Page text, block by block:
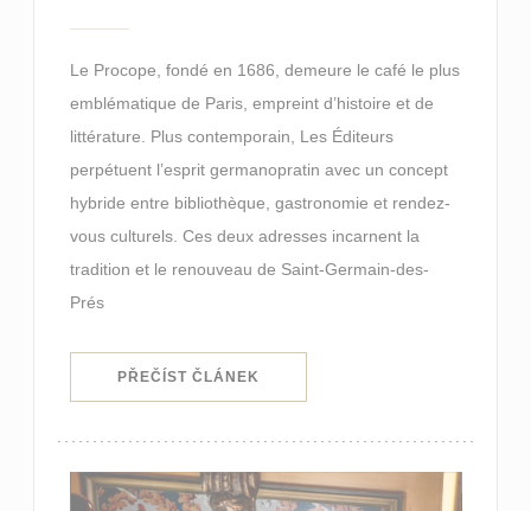
Le Procope, fondé en 1686, demeure le café le plus
emblématique de Paris, empreint d’histoire et de
littérature. Plus contemporain, Les Éditeurs
perpétuent l’esprit germanopratin avec un concept
hybride entre bibliothèque, gastronomie et rendez-
vous culturels. Ces deux adresses incarnent la
tradition et le renouveau de Saint-Germain-des-
Prés
PŘEČÍST ČLÁNEK